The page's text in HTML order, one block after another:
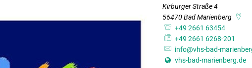
Kirburger Straße 4
56470Bad Marienberg
+49 2661 63454
+49 2661 6268-201
info@vhs-bad-
vhs-bad-marienberg.de